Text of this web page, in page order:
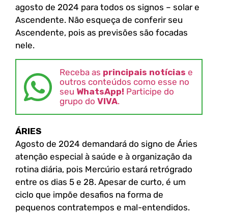
agosto de 2024 para todos os signos – solar e
Ascendente. Não esqueça de conferir seu
Ascendente, pois as previsões são focadas
nele.
Receba as principais notícias e
outros conteúdos como esse no
seu WhatsApp! Participe do
grupo do VIVA.
ÁRIES
Agosto de 2024 demandará do signo de Áries
atenção especial à saúde e à organização da
rotina diária, pois Mercúrio estará retrógrado
entre os dias 5 e 28. Apesar de curto, é um
ciclo que impõe desafios na forma de
pequenos contratempos e mal-entendidos.